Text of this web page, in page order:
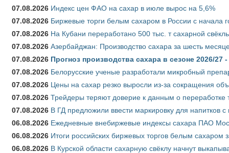
07.08.2026 Индекс цен ФАО на сахар в июле вырос на 5,6%
07.08.2026 Биржевые торги белым сахаром в России с начала
07.08.2026 На Кубани переработано 500 тыс. т сахарной
07.08.2026 Азербайджан: Производство сахара за шесть
07.08.2026 Прогноз производства сахара в сезоне 2026/
07.08.2026 Белорусские ученые разработали микробный
07.08.2026 Цены на сахар резко выросли из-за сокращения
07.08.2026 Трейдеры теряют доверие к данным о переработке
07.08.2026 В ГД предложили ввести маркировку для напитков
06.08.2026 Ежедневные внебиржевые индексы сахара ПАО
06.08.2026 Итоги российских биржевых торгов белым сахаром
06.08.2026 В Курской области сахарную свёклу начнут